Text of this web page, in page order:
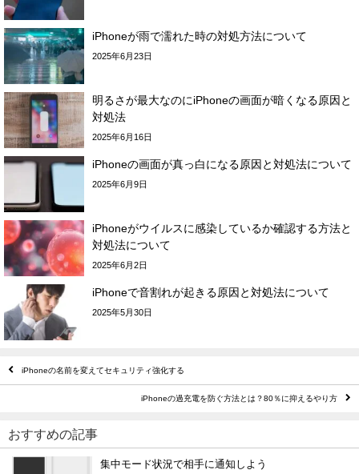
iPhoneが雨で濡れた時の対処方法について
2025年6月23日
明るさが最大なのにiPhoneの画面が暗くなる原因と
対処法
2025年6月16日
iPhoneの画面が真っ白になる原因と対処法について
2025年6月9日
iPhoneがウイルスに感染しているか確認する方法と
対処法について
2025年6月2日
iPhoneで音割れが起きる原因と対処法について
2025年5月30日
iPhoneの名前を変えてセキュリティ強化する
iPhoneの過充電を防ぐ方法とは？80％に抑えるやり方
おすすめの記事
集中モード状況で相手に通知しよう